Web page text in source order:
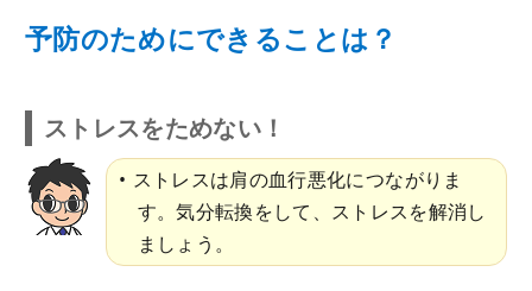
予防のためにできることは？
ストレスをためない！
ストレスは肩の血行悪化につながりま
す。気分転換をして、ストレスを解消し
ましょう。